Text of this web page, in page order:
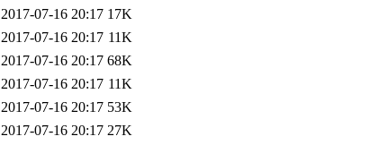
2017-07-16 20:17 17K
2017-07-16 20:17 11K
2017-07-16 20:17 68K
2017-07-16 20:17 11K
2017-07-16 20:17 53K
2017-07-16 20:17 27K